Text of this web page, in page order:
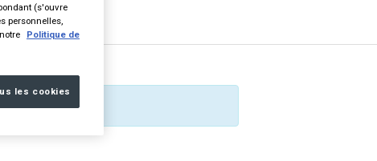
(s'ouvre
personnelles,
Politique de
les cookies